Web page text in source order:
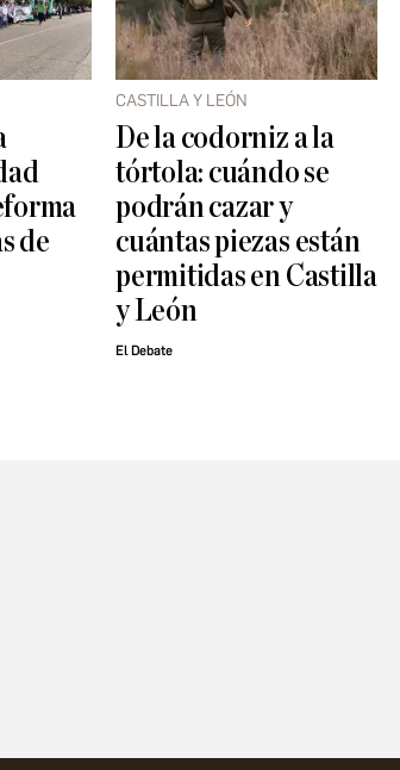
de
CASTILLA Y LEÓN
De la codorniz a la
tórtola: cuándo se
podrán cazar y
cuántas piezas están
permitidas en Castilla
y León
El Debate